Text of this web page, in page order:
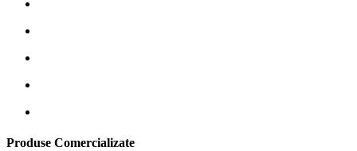
Produse Comercializate